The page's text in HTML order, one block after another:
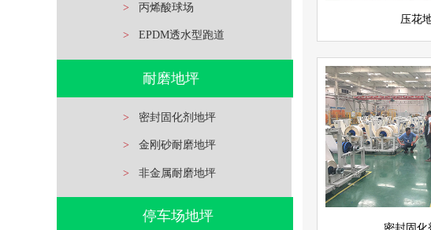
> 丙烯酸球场
> EPDM透水型跑道
耐磨地坪
> 密封固化剂地坪
> 金刚砂耐磨地坪
> 非金属耐磨地坪
停车场地坪
压花
密封固化剂地坪
耐磨地坪
查看详情
立即询问